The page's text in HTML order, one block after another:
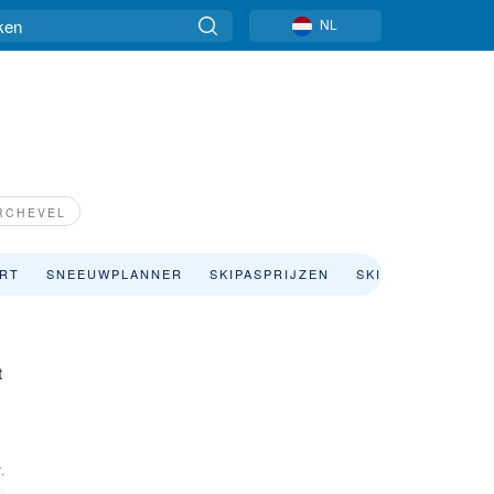
NL
SNEEUWPLANNER SKIPASPRIJZEN SKIVAKANTIE